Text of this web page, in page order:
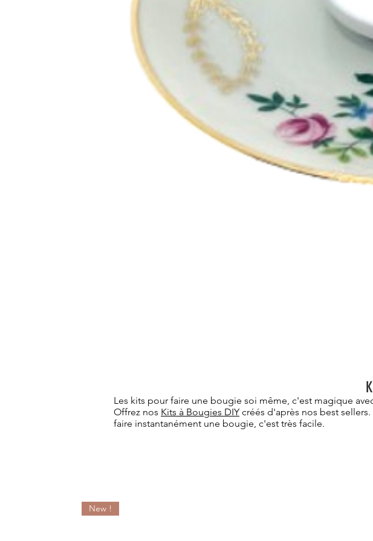
Les kits pour faire une bougie soi même, c'est magique
Offrez nos Kits à Bougies DIY créés d'après nos best sellers.
faire instantanément une bougie, c'est très facile.
New !